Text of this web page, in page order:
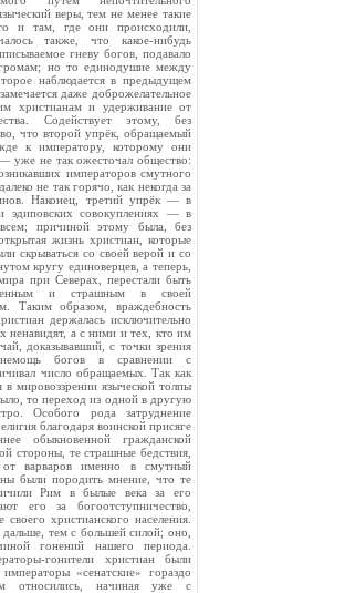
веры, тем не менее такие
и там, где они происходили,
также, что какое-нибудь
гневу богов, подавало
но то единодушие между
наблюдается в предыдущем
даже доброжелательное
христианам и удерживание от
Содействует этому, без
что второй упрёк, обращаемый
к императору, которому они
уже не так ожесточал общество:
императоров смутного
не так горячо, как некогда за
Наконец, третий упрёк — в
эдиповских совокуплениях — в
причиной этому была, без
жизнь христиан, которые
скрываться со своей верой и со
кругу единоверцев, а теперь,
при Северах, перестали быть
и страшным в своей
Таким образом, враждебность
держалась исключительно
ненавидят, а с ними и тех, кто им
доказывавший, с точки зрения
немощь богов в сравнении с
число обращаемых. Так как
в мировоззрении языческой толпы
то переход из одной в другую
Особого рода затруднение
благодаря воинской присяге
обыкновенной гражданской
стороны, те страшные бедствия,
варваров именно в смутный
были породить мнение, что те
Рим в былые века за его
его за богоотступничество,
христианского населения.
тем с большей силой; оно,
гонений нашего периода.
гонители христиан были
«сенатские» гораздо
относились, начиная уже с